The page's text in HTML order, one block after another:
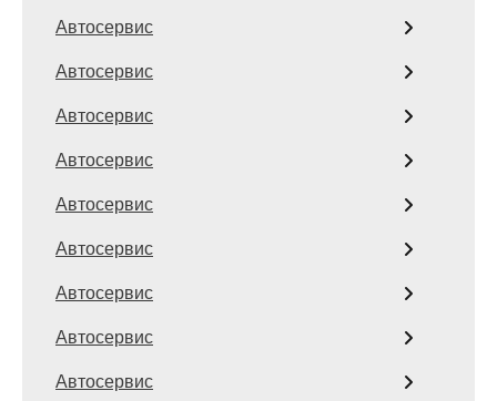
Автосервис
Автосервис
Автосервис
Автосервис
Автосервис
Автосервис
Автосервис
Автосервис
Автосервис